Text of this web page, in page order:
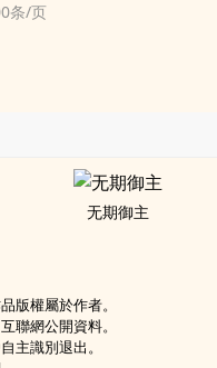
条/页
无期御主
版權屬於作者。
聯網公開資料。
主識別退出。